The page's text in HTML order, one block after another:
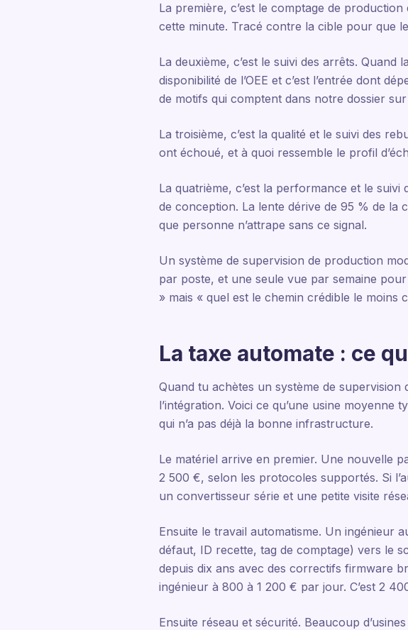
La première, c’est le comptage de
cette minute. Tracé contre la cible pour que
La deuxième, c’est le suivi des arrêts.
disponibilité de l’OEE et c’est l’entrée dont
de motifs qui comptent dans notre dossier sur
La troisième, c’est la qualité et le suivi des
ont échoué, et à quoi ressemble le profil
La quatrième, c’est la performance et le
de conception. La lente dérive de 95 % de la
que personne n’attrape sans ce signal.
Un système de supervision de production
par poste, et une seule vue par semaine
» mais « quel est le chemin crédible le
La taxe automate : ce
Quand tu achètes un système de
l’intégration. Voici ce qu’une usine
qui n’a pas déjà la bonne infrastructure.
Le matériel arrive en premier. Une nouvelle
2 500 €, selon les protocoles supportés. Si
un convertisseur série et une petite visite
Ensuite le travail automatisme. Un ingénieur
défaut, ID recette, tag de comptage) vers le
depuis dix ans avec des correctifs firmware
ingénieur à 800 à 1 200 € par jour. C’est 2
Ensuite réseau et sécurité. Beaucoup